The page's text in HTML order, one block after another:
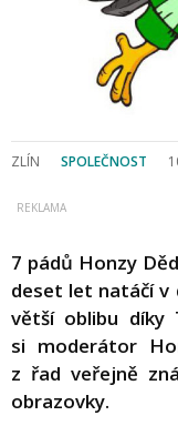
ZLÍN SPOLEČNOST
7 pádů Honzy
deset let natáčí v
větší oblibu díky
si moderátor
z řad veřejně
obrazovky.